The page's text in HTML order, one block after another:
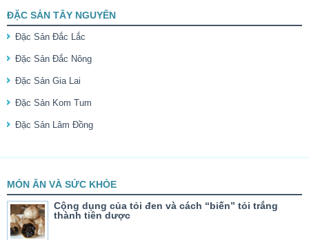
ĐẶC SẢN TÂY NGUYÊN
Đặc Sản Đắc Lắc
Đặc Sản Đắc Nông
Đặc Sản Gia Lai
Đặc Sản Kom Tum
Đặc Sản Lâm Đồng
MÓN ĂN VÀ SỨC KHỎE
Cộng dụng của tỏi đen và cách “biến” tỏi trắng
thành tiên dược